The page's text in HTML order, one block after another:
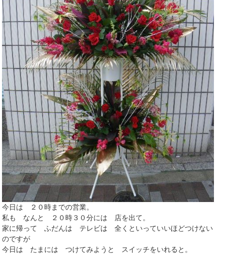
今日は ２０時までの営業。
私も なんと ２０時３０分には 店を出て。
家に帰って ふだんは テレビは 全くといっていいほどつけない
のですが
今日は たまには つけてみようと スイッチをいれると。